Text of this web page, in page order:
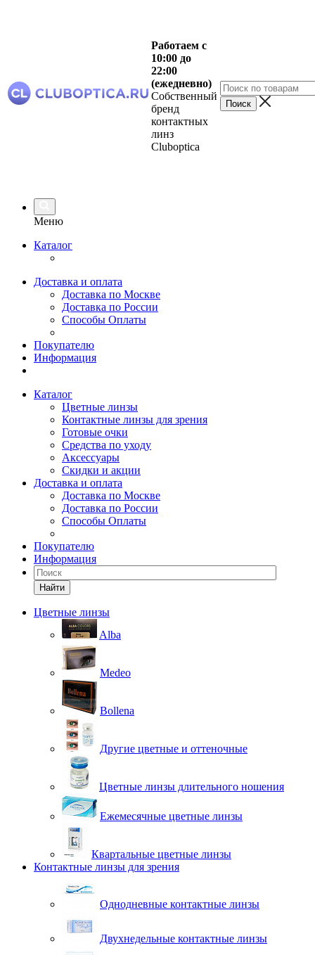
Работаем с
10:00 до
22:00
(ежедневно)
Собственный
бренд
контактных
линз
Cluboptica
Меню
Каталог
Доставка и оплата
Доставка по Москве
Доставка по России
Способы Оплаты
Покупателю
Информация
Каталог
Цветные линзы
Контактные линзы для зрения
Готовые очки
Средства по уходу
Аксессуары
Скидки и акции
Доставка и оплата
Доставка по Москве
Доставка по России
Способы Оплаты
Покупателю
Информация
Найти
Цветные линзы
Alba
Medeo
Bollena
Другие цветные и оттеночные
Цветные линзы длительного ношения
Ежемесячные цветные линзы
Квартальные цветные линзы
Контактные линзы для зрения
Однодневные контактные линзы
Двухнедельные контактные линзы